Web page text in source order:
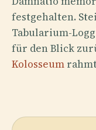
festgehalten.
Tabularium-
für den Blick
Kolosseum